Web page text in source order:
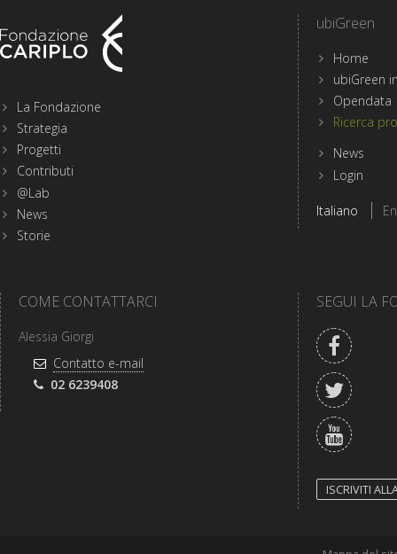
sezioni
del
sito
di
Fondazione
Cariplo
La Fondazione
Strategia
Progetti
Contributi
@Lab
News
Storie
ubiGreen
Home
ubiGreen
Opendata
Ricerca
News
Login
la
Italiano
COME CONTATTARCI
Alessia Giorgi
Indirizzo
e-
Contatto e-mail
Telefono:
02 6239408
SEGUI LA
ISCRIVITI